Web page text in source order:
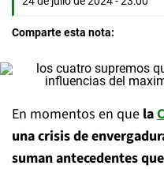
Comparte esta nota:
En momentos en que la
una crisis de
suman antecedentes